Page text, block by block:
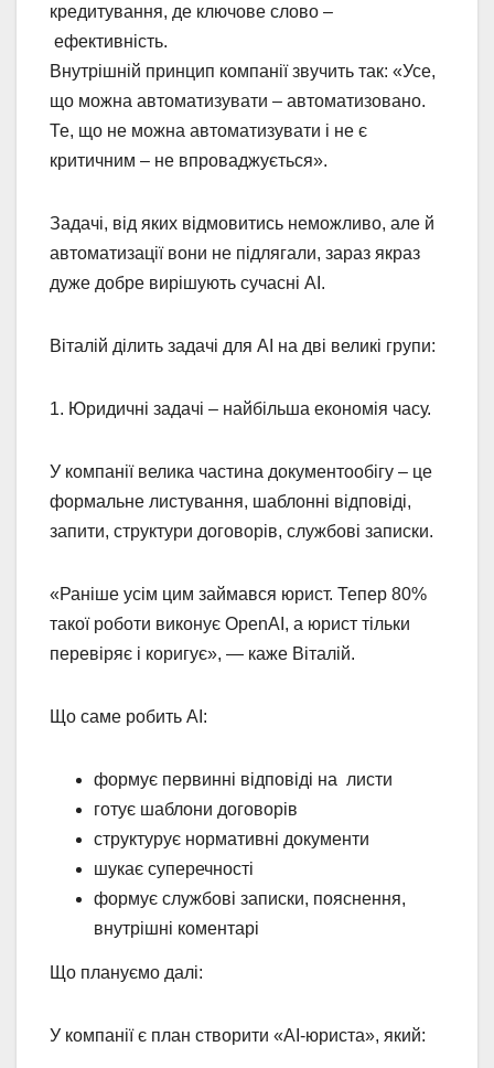
кредитування, де ключове слово –
ефективність.
Внутрішній принцип компанії звучить так: «Усе,
що можна автоматизувати – автоматизовано.
Те, що не можна автоматизувати і не є
критичним – не впроваджується».
Задачі, від яких відмовитись неможливо, але й
автоматизації вони не підлягали, зараз якраз
дуже добре вирішують сучасні AI.
Віталій ділить задачі для AI на дві великі групи:
1. Юридичні задачі – найбільша економія часу.
У компанії велика частина документообігу – це
формальне листування, шаблонні відповіді,
запити, структури договорів, службові записки.
«Раніше усім цим займався юрист. Тепер 80%
такої роботи виконує OpenAI, а юрист тільки
перевіряє і коригує», — каже Віталій.
Що саме робить AI:
формує первинні відповіді на листи
готує шаблони договорів
структурує нормативні документи
шукає суперечності
формує службові записки, пояснення,
внутрішні коментарі
Що плануємо далі:
У компанії є план створити «AI-юриста», який: